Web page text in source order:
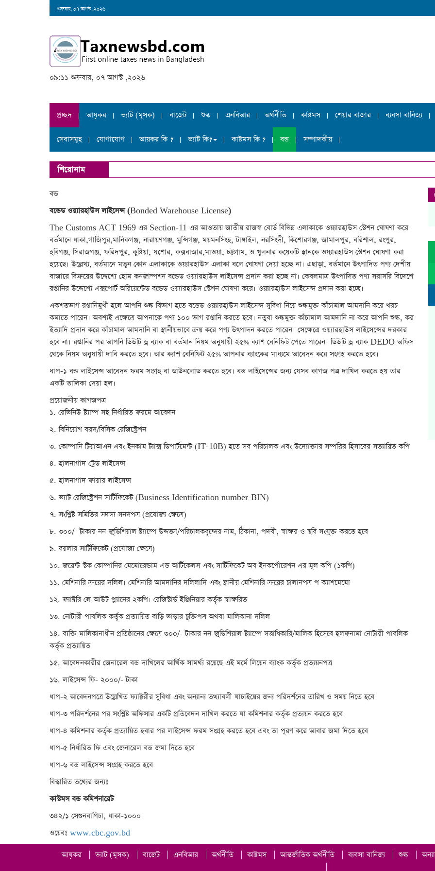
শুক্রবার, ০৭ আগস্ট ,২০২৬
০৯:১১ শুক্রবার, ০৭ আগস্ট ,২০২৬
প্রচ্ছদ আয়কর ভ্যাট (মূসক) বাজেট শুল্ক এনবিআর অর্থনীতি কাষ্টমস শেয়ার বাজার ব্যবসা বানিজ্য
সেবাসমূহ যোগাযোগ আয়কর কি ? ভ্যাট কি? কাষ্টমস কি ? বন্ড সম্পাদকীয়
শিরোনাম
বন্ড
বন্ডেড ওয়্যারহাউস লাইসেন্স (Bonded Warehouse License)
The Customs ACT 1969 এর Section-11 এর আওতায় জাতীয় রাজস্ব বোর্ড বিভিন্ন এলাকাকে ওয়্যারহাউস স্টেশন ঘোষণা করে।
বর্তমানে ধাকা,গাজিপুর,মানিকগঞ্জ, নারায়ণগঞ্জ, মুন্সিগঞ্জ, ময়মনসিংহ, টাঙ্গাইল, নরসিংদী, কিশোরগঞ্জ, জামালপুর, বরিশাল, রংপুর,
হবিগঞ্জ, সিরাজগঞ্জ, ফরিদপুর, কুষ্টিয়া, যশোর, কক্সবাজার,মাওয়া, চট্টগ্রাম, ও খুলনার কয়েকটি স্থানকে ওয়্যারহাউস স্টেশন ঘোষণা করা
হয়েছে। উল্লেখ্য, বর্তমানে মতুন কোন এলাকাকে ওয়্যারহাউস এলাকা বলে ঘোষণা দেয়া হচ্ছে না। এছাড়া, বর্তমানে উৎপাদিত পণ্য দেশীয়
বাজারে বিক্রয়ের উদ্দেশ্যে হোম কনজাম্পশন বন্ডেড ওয়্যারহাউস লাইসেন্স প্রদান করা হচ্ছে না। কেবলমাত্র উৎপাদিত পণ্য সরাসরি বিদেশে
রপ্তানির উদ্দেশ্যে এক্সপোর্ট অরিয়েন্টেড বন্ডেড ওয়্যারহাউস স্টেশন ঘোষণা করে। ওয়্যারহাউস লাইসেন্স প্রদান করা হচ্ছে।
একশতভাগ রপ্তানিমুখী হলে আপনি শুল্ক বিভাগ হতে বন্ডেড ওয়্যারহাউস লাইসেন্স সুবিধা নিয়ে শুল্কমুক্ত কাঁচামাল আমদানি করে খরচ
কমাতে পারেন। অবশ্যই এক্ষেত্রে আপনাকে পণ্য ১০০ ভাগ রপ্তানি করতে হবে। নতুবা শুল্কমুক্ত কাঁচামাল আমদানি না করে আপনি শুল্ক, কর
ইত্যাদি প্রদান করে কাঁচামাল আমদানি বা স্থানীয়ভাবে ক্রয় করে পণ্য উৎপাদন করতে পারেন। সেক্ষেত্রে ওয়্যারহাউস লাইসেন্সের দরকার
হবে না। রপ্তানির পর আপনি ডিউটি ড্র ব্যাক বা বর্তমান নিয়ম অনুযায়ী ২৫% ক্যাশ বেনিফিট পেতে পারেন। ডিউটি ড্র ব্যাক DEDO অফিস
থেকে নিয়ম অনুযায়ী দাবি করতে হবে। আর ক্যাশ বেনিফিট ২৫% আপনার ব্যাংকের মাধ্যমে আবেদন করে সংগ্রহ করতে হবে।
ধাপ-১ বন্ড লাইসেন্স আবেদন ফরম সংগ্রহ বা ডাউনলোড করতে হবে। বন্ড লাইসেন্সের জন্য যেসব কাগজ পত্র দাখিল করতে হয় তার
একটি তালিকা দেয়া হল।
প্রয়োজনীয় কাগজপত্র
১. রেভিনিউ ষ্ট্যাম্প সহ নির্ধারিত ফরমে আবেদন
২. বিনিয়োগ বরদ/বিসিক রেজিস্ট্রেশন
৩. কোম্পানি টিয়াআএন এবং ইনকাম ট্যাক্স ডিপার্টমেন্ট (IT-10B) হতে সব পরিচালক এবং উদ্যোক্তার সম্পত্তির হিসাবের সত্যায়িত কপি
৪. হালনাগাদ ট্রেড লাইসেন্স
৫. হালনাগাদ ফায়ার লাইসেন্স
৬. ভ্যাট রেজিস্ট্রেশন সার্টিফিকেট (Business Identification number-BIN)
৭. সংশ্লিষ্ট সমিতির সদস্য সনদপত্র (প্রযোজ্য ক্ষেত্রে)
৮. ৩০০/- টাকার নন-জুডিশিয়াল ষ্ট্যাম্পে উদ্দক্তা/পরিচালকবৃন্দের নাম, ঠিকানা, পদবী, স্বাক্ষর ও ছবি সংযুক্ত করতে হবে
৯. বয়লার সার্টিফিকেট (প্রযোজ্য ক্ষেত্রে)
১০. জয়েন্ট স্টক কোম্পানির মেমোরেন্ডাম এন্ড আর্টিকেলস এবং সার্টিফিকেট অব ইনকর্পোরেশন এর মূল কপি (১কপি)
১১. মেশিনারি ক্রয়ের দলিল। মেশিনারি আমদানির দলিলাদি এবং স্থানীয় মেশিনারি ক্রয়ের চালানপত্র প ক্যাশমেমো
১২. ফ্যাক্টরি লে-আউট প্ল্যানের ২কপি। রেজিস্টার্ড ইঞ্জিনিয়ার কর্তৃক স্বাক্ষরিত
১৩. নোটারী পাবলিক কর্তৃক প্রত্যায়িত বাড়ি ভাড়ার চুক্তিপত্র অথবা মালিকানা দলিল
১৪. ব্যক্তি মালিকানাধীন প্রতিষ্ঠানের ক্ষেত্রে ৩০০/- টাকার নন-জুডিশিয়াল ষ্ট্যাম্পে সত্তাধিকারি/মালিক হিসেবে হলফনামা নোটারী পাবলিক
কর্তৃক প্রত্যায়িত
১৫. আবেদনকারীর জেনারেল বন্ড দাখিলের আর্থিক সামর্থ্য রয়েছে এই মর্মে লিয়েন ব্যাংক কর্তৃক প্রত্যয়নপত্র
১৬. লাইসেন্স ফি- ২০০০/- টাকা
ধাপ-২ আবেদনপত্রে উল্লেখিত ফ্যাক্টরীর সুবিধা এবং অন্যান্য তত্থ্যাবলী যাচাইয়ের জন্য পরিদর্শনের তারিখ ও সময় নিতে হবে
ধাপ-৩ পরিদর্শনের পর সংশ্লিষ্ট অফিসার একটি প্রতিবেদন দাখিল করতে যা কমিশনার কর্তৃক প্রত্যয়ন করতে হবে
ধাপ-৪ কমিশনার কর্তৃক প্রত্যায়িত হবার পর লাইসেন্স ফরম সংগ্রহ করতে হবে এবং তা পূরণ করে আবার জমা দিতে হবে
ধাপ-৫ নির্ধারিত ফি এবং জেনারেল বন্ড জমা দিতে হবে
ধাপ-৬ বন্ড লাইসেন্স সংগ্রহ করতে হবে
বিস্তারিত তথ্যের জন্যঃ
কাস্টমস বন্ড কমিশনারেট
৩৪২/১ সেগুনবাগিচা, ধাকা-১০০০
ওয়েবঃ www.cbc.gov.bd
আয়কর ভ্যাট (মূসক) বাজেট এনবিআর অর্থনীতি কাষ্টমস আন্তর্জাতিক অর্থনীতি ব্যবসা বানিজ্য শুল্ক